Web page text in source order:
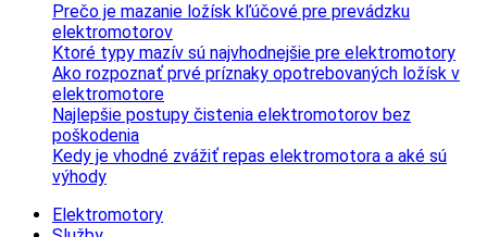
Prečo je mazanie ložísk kľúčové pre prevádzku
elektromotorov
Ktoré typy mazív sú najvhodnejšie pre elektromotory
Ako rozpoznať prvé príznaky opotrebovaných ložísk v
elektromotore
Najlepšie postupy čistenia elektromotorov bez
poškodenia
Kedy je vhodné zvážiť repas elektromotora a aké sú
výhody
Elektromotory